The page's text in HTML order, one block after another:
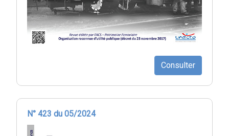
Consulter
N° 423 du 05/2024